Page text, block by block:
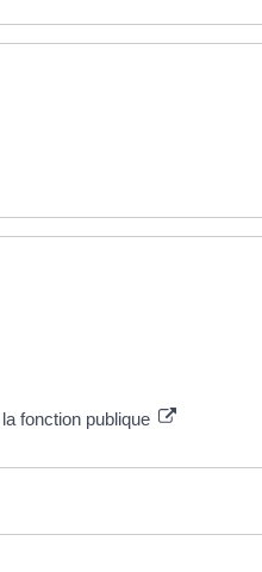
fonction publique